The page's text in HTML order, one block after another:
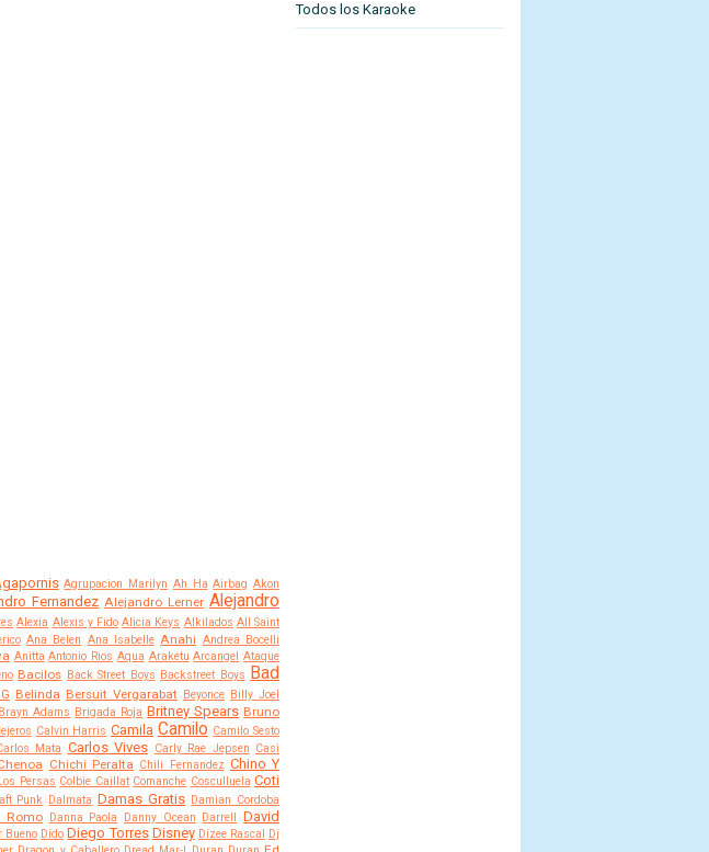
Agrupacion Marilyn Ah Ha Airbag Akon
Fernandez Alejandro Lerner Alejandro
Alexia Alexis y Fido Alicia Keys Alkilados All Saint
Ana Belen Ana Isabelle Anahi Andrea Bocelli
Anitta Antonio Rios Aqua Araketu Arcangel Ataque
Bacilos Back Street Boys Backstreet Boys
Bad
Belinda Bersuit Vergarabat Beyonce Billy Joel
Brayn Adams Brigada Roja Britney Spears Bruno
Calvin Harris Camila Camilo Camilo Sesto
Mata Carlos Vives Carly Rae Jepsen Casi
Chichi Peralta Chili Fernandez Chino Y
Persas Colbie Caillat Comanche Cosculluela Coti
Punk Dalmata Damas Gratis Damian Cordoba
Romo Danna Paola Danny Ocean Darrell
David
Bueno Dido Diego Torres Disney Dizee Rascal
Dj
Todos los Karaoke